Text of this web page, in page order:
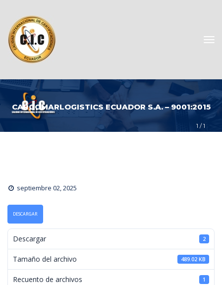
1 / 1
CARGOMARLOGISTICS ECUADOR S.A. – 9001:2015
eptiembre 02, 2025
DESCARGAR
Descargar 2
Tamaño del archivo 489.02 KB
Recuento de archivos 1